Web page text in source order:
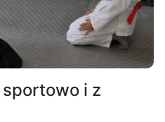
sportowo i z